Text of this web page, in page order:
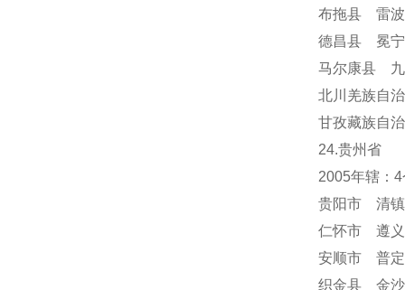
布拖县 雷
德昌县 冕
马尔康县
北川羌族自
甘孜藏族自
24.贵州省
2005年辖：
贵阳市 清
仁怀市 遵
安顺市 普
织金县 金